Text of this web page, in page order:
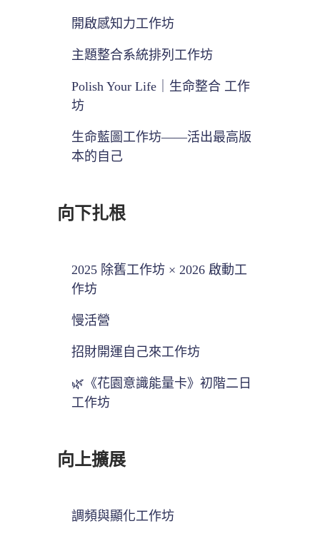
開啟感知力工作坊
主題整合系統排列工作坊
Polish Your Life｜生命整合 工作
坊
生命藍圖工作坊——活出最高版
本的自己
向下扎根
2025 除舊工作坊 × 2026 啟動工
作坊
慢活營
招財開運自己來工作坊
🌿《花園意識能量卡》初階二日
工作坊
向上擴展
調頻與顯化工作坊